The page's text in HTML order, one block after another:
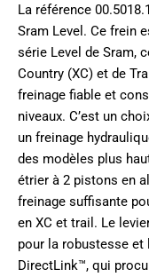
La référence
Sram Level. Ce frein
série Level de Sram,
Country (XC) et de
freinage fiable et
niveaux. C’est un
un freinage
des modèles plus
étrier à 2 pistons en
freinage suffisante
en XC et trail. Le
pour la robustesse
DirectLink™, qui